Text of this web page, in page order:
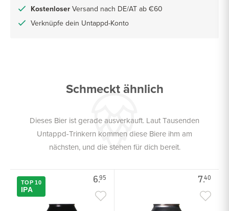
Kostenloser Versand nach DE/AT ab €60
Verknüpfe dein Untappd-Konto
Schmeckt ähnlich
Dieses Bier ist gerade ausverkauft. Laut Tausenden
Untappd-Trinkern kommen diese Biere ihm am
nächsten, und die stehen für dich bereit.
6.95
TOP 10
IPA
7.40